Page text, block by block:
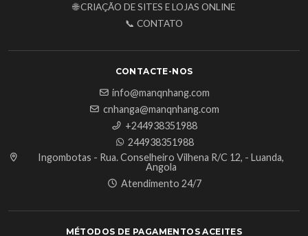
🌐 CRIAÇÃO DE SITES E LOJAS ONLINE
📞 CONTATO
CONTACTE-NOS
info@manqnhang.com
cnhanga@manqnhang.com
+244938351988
244938351988
Ingombotas - Rua. Conselheiro Vilhena R/C 12, - Luanda,
Angola
Atendimento 24/7
MÉTODOS DE PAGAMENTOS ACEITES